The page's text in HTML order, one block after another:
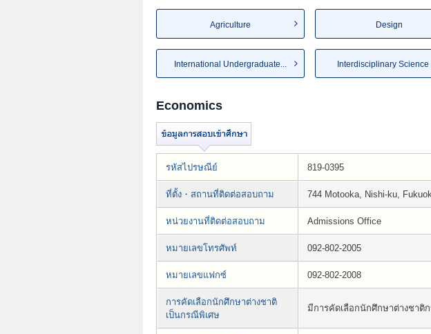
Agriculture Design
International Undergraduate... Interdisciplinary Science
Economics
รหัสไปรษณีย์ 819-0395
ที่ตั้ง・สถานที่ติดต่อสอบถาม 744 Motooka, Nishi-ku,
หน่วยงานที่ติดต่อสอบถาม Admissions Office
หมายเลขโทรศัพท์ 092-802-2005
หมายเลขแฟกซ์ 092-802-2008
การคัดเลือกนักศึกษาต่างชาติ
เป็นกรณีพิเศษ
มีการคัดเลือกนักศึกษาต่างชาติ